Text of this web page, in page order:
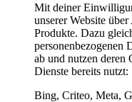
Mit deiner
unserer Website
Produkte. Dazu
personenbezogenen
ab und nutzen deren
Dienste bereits nutzt:
Bing, Criteo, Meta,